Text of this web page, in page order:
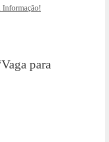
Informação!
para